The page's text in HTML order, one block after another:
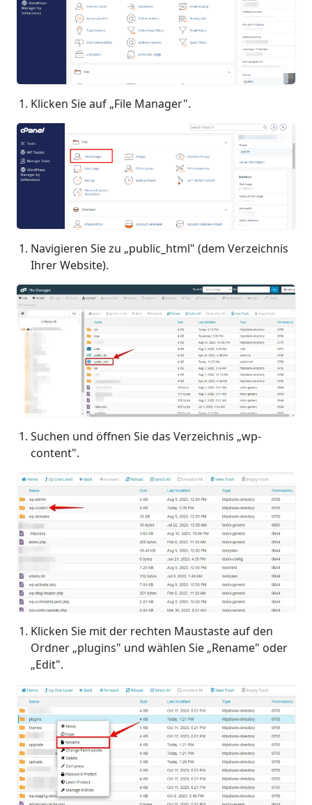
Klicken Sie auf „File Manager".
Navigieren Sie zu „public_html" (dem Verzeichnis
Ihrer Website).
Suchen und öffnen Sie das Verzeichnis „wp-
content".
Klicken Sie mit der rechten Maustaste auf den
Ordner „plugins" und wählen Sie „Rename" oder
„Edit".